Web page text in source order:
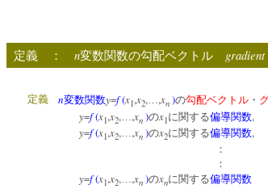
定義 ：n変数関数の勾配ベクトル
定義 n変数関数y=f(x1,x2,…,xn )の勾配ベクトル ・
y=f(x1,x2, ,xn )のx1に関する偏導関数,
y=f(x1,x2,…,xn )のx2に関する偏導関数,
：
：
y=f(x1,x2,…,xn )のxnに関する偏導関数